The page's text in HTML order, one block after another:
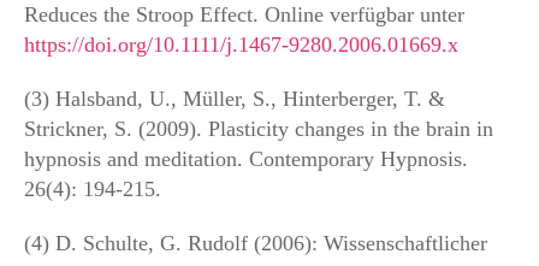
Reduces the Stroop Effect. Online verfügbar unter
https://doi.org/10.1111/j.1467-9280.2006.01669.x
(3) Halsband, U., Müller, S., Hinterberger, T. &
Strickner, S. (2009). Plasticity changes in the brain in
hypnosis and meditation. Contemporary Hypnosis.
26(4): 194-215.
(4) D. Schulte, G. Rudolf (2006): Wissenschaftlicher